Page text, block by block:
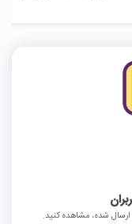
شده، مشاهده کنید.